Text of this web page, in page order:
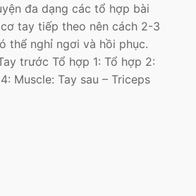
đa dạng các tổ hợp bài
tay tiếp theo nên cách 2-3
thể nghỉ ngơi và hồi phục.
trước Tổ hợp 1: Tổ hợp 2:
Muscle: Tay sau – Triceps